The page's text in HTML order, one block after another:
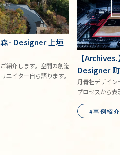
森- Designer 上垣
紹介します。空間の創造
エイター自ら語ります。
【
Designer
丹青社デザイン
プロセスから
事例紹